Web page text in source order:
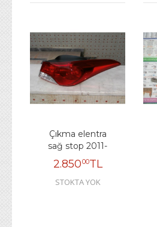
Çıkma elentra
sağ stop 2011-
2.85000TL
STOKTA YOK